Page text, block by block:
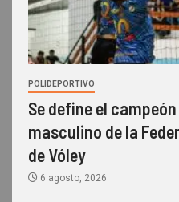
POLIDEPORTIVO
Se define el
masculino de la
de Vóley
6 agosto, 2026